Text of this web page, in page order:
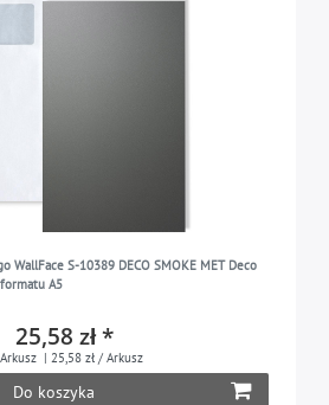
WallFace S-10389 DECO SMOKE MET Deco
A5
25,58 zł *
Arkusz | 25,58 zł / Arkusz
Do koszyka